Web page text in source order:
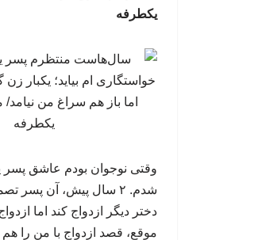
یکطرفه
وقتی نوجوان بودم عاشق پسر
شدم. ۲ سال پیش، آن پسر
دختر دیگر ازدواج کند اما
موقع، قصد ازدواج با من را